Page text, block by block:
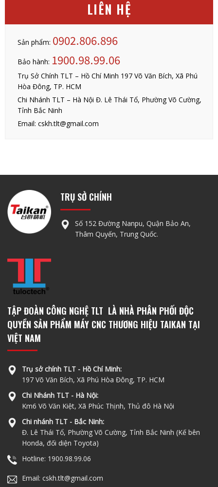
LIÊN HỆ
Sản phẩm: 0902.806.896
Bảo hành: 1900.98.99.06
Trụ Sở Chính TLT – Hồ Chí Minh 197 Võ Văn Bích, Xã Phú
Hòa Đông, TP. HCM
Chi Nhánh TLT – Hà Nội Đ. Lê Thái Tổ, Phường Võ Cường,
Tỉnh Bắc Ninh
Email: cskh.tlt@gmail.com
TRỤ SỞ CHÍNH
Số 152 Đường Nanpu, Quận Bảo An,
Thâm Quyến, Trung Quốc.
TẬP ĐOÀN CÔNG NGHỆ TLT LÀ NHÀ PHÂN PHỐI ĐỘC
QUYỀN SẢN PHẨM MÁY CNC THƯƠNG HIỆU TAIKAN TẠI
VIỆT NAM
Trụ sở chính TLT - Hồ Chí Minh:
197 Võ Văn Bích, Xã Phú Hòa Đông, TP. HCM
Chi Nhánh TLT - Hà Nội:
Km6 Võ Văn Kiệt, Xã Phúc Thịnh, Thủ đô Hà Nội
Chi nhánh TLT - Bắc Ninh:
Đ. Lê Thái Tổ, Phường Võ Cường, Tỉnh Bắc Ninh (Kế bên
Honda, đối diện Toyota)
Hotline: 1900.98.99.06
Email: cskh.tlt@gmail.com